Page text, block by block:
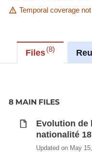
Temporal coverage
Files 8
8 MAIN FILES
Evolution de
nationalité
Updated on May